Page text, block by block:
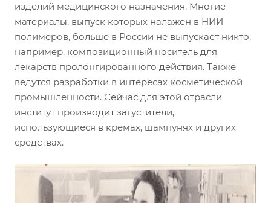
изделий медицинского назначения. Многие
материалы, выпуск которых налажен в НИИ
полимеров, больше в России не выпускает никто,
например, композиционный носитель для
лекарств пролонгированного действия. Также
ведутся разработки в интересах косметической
промышленности. Сейчас для этой отрасли
институт производит загустители,
использующиеся в кремах, шампунях и других
средствах.